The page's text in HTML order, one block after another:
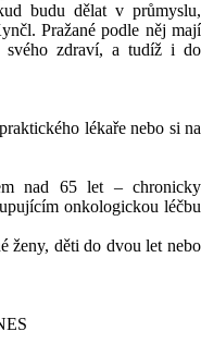
budu dělat v průmyslu,
Pražané podle něj mají
svého zdraví, a tudíž i do
lékaře nebo si na
nad 65 let – chronicky
onkologickou léčbu
ženy, děti do dvou let nebo